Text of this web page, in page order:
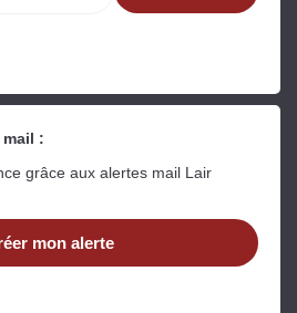
mail :
grâce aux alertes mail Lair
mon alerte